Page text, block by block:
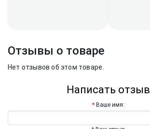
Отзывы о товаре
Нет отзывов об этом товаре.
Написать отзыв
Ваше имя: